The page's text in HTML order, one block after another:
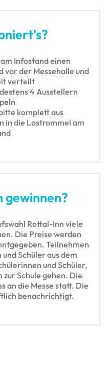
Infostand einen
vor der Messehalle und
verteilt
4 Ausstellern
komplett aus
in die Lostrommel am
gewinnen?
Rottal-Inn viele
Die Preise werden
Teilnehmen
Schüler aus dem
und Schüler,
Schule gehen. Die
an die Messe statt. Die
benachrichtigt.